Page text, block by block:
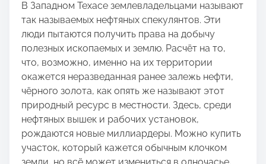
В Западном Техасе землевладельцами называют
так называемых нефтяных спекулянтов. Эти
люди пытаются получить права на добычу
полезных ископаемых и землю. Расчёт на то,
что, возможно, именно на их территории
окажется неразведанная ранее залежь нефти,
чёрного золота, как опять же называют этот
природный ресурс в местности. Здесь, среди
нефтяных вышек и рабочих установок,
рождаются новые миллиардеры. Можно купить
участок, который кажется обычным клочком